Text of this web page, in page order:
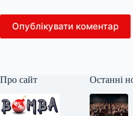
Опублікувати коментар
Про сайт Останні